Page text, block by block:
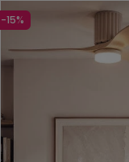
-15%